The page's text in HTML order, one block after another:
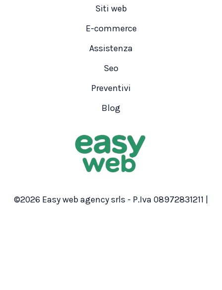
Siti web
E-commerce
Assistenza
Seo
Preventivi
Blog
©2026 Easy web agency srls - P.Iva 08972831211 |